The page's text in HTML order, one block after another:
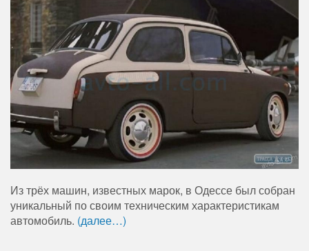
Из трёх машин, известных марок, в Одессе был собран
уникальный по своим техническим характеристикам
автомобиль. (далее…)